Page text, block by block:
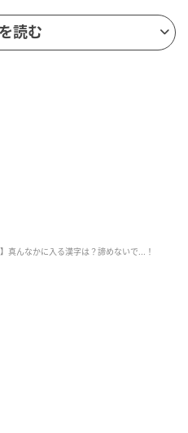
しスクロールしてみてく
読む
真んなかに入る漢字は？諦めないで...！